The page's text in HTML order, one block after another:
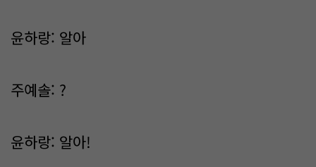
윤하랑: 알아
주예솔: ?
윤하랑: 알아!